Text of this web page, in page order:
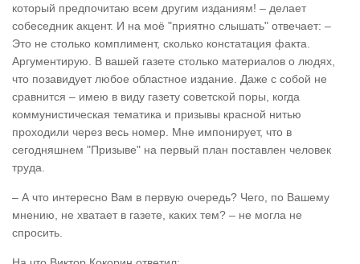
который предпочитаю всем другим изданиям! – делает
собеседник акцент. И на моё "приятно слышать" отвечает: –
Это не столько комплимент, сколько констатация факта.
Аргументирую. В вашей газете столько материалов о людях,
что позавидует любое областное издание. Даже с собой не
сравнится – имею в виду газету советской поры, когда
коммунистическая тематика и призывы красной нитью
проходили через весь номер. Мне импонирует, что в
сегодняшнем "Призыве" на первый план поставлен человек
труда.
– А что интересно Вам в первую очередь? Чего, по Вашему
мнению, не хватает в газете, каких тем? – не могла не
спросить.